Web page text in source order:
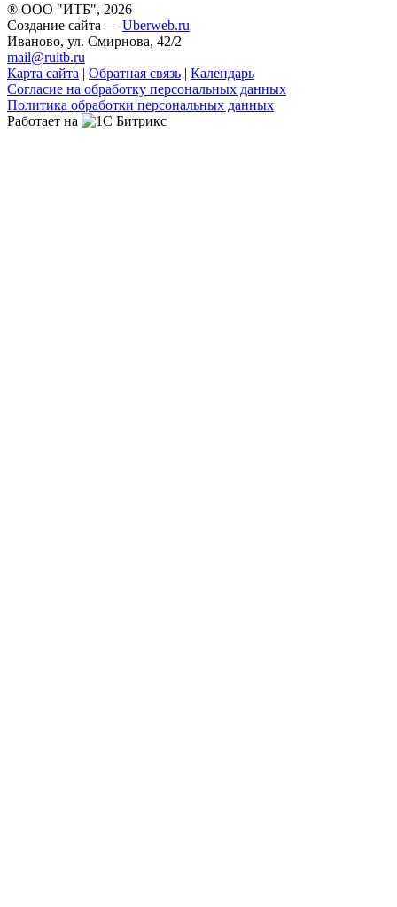
® ООО "ИТБ", 2026
Создание сайта — Uberweb.ru
Иваново, ул. Смирнова, 42/2
mail@ruitb.ru
Карта сайта | Обратная связь | Календарь
Согласие на обработку персональных данных
Политика обработки персональных данных
Работает на